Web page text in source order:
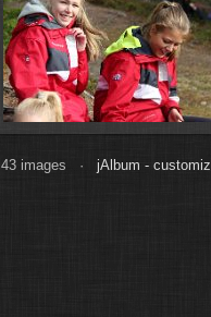
43 images · jAlbum -